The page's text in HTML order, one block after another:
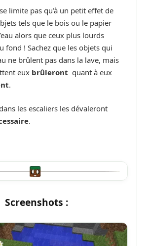
limite pas qu’à un petit effet de
tels que le bois ou le papier
alors que ceux plus lourds
fond ! Sachez que les objets qui
ne brûlent pas dans la lave, mais
eux brûleront quant à eux
.
les escaliers les dévaleront
.
Screenshots :